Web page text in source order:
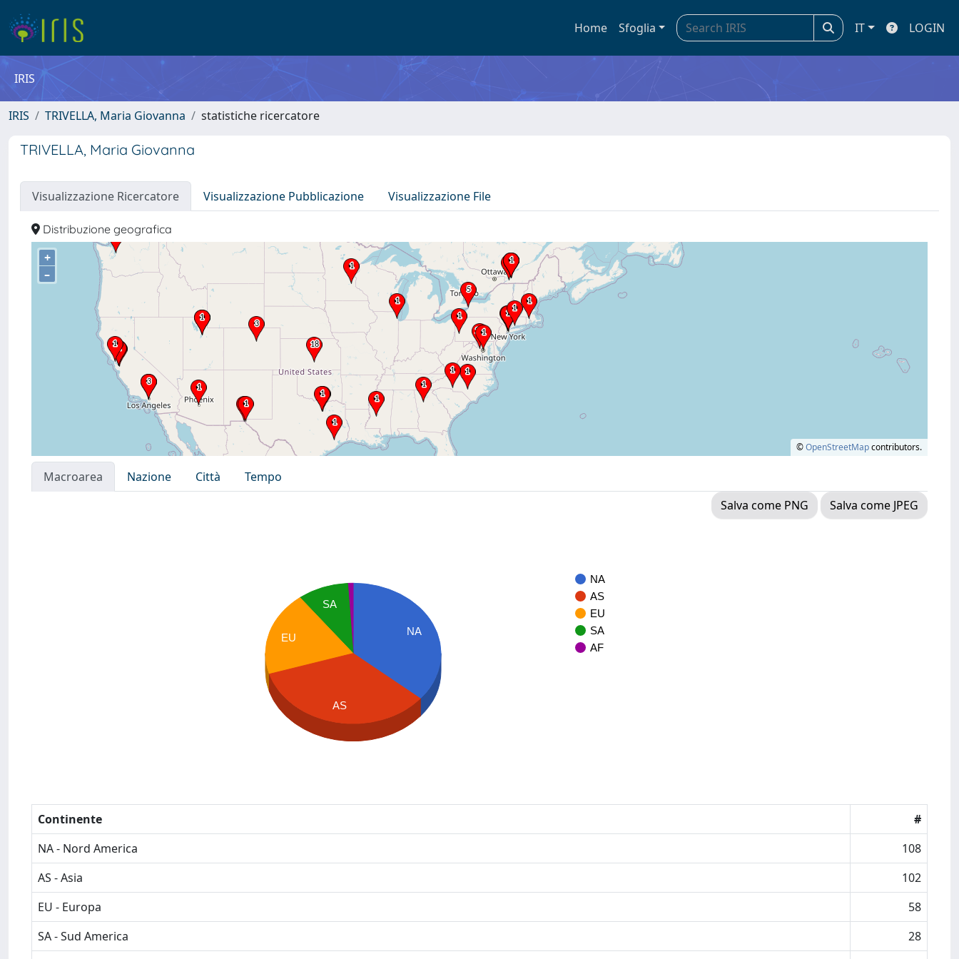
Home Sfoglia IT LOGIN
IRIS
IRIS TRIVELLA, Maria Giovanna statistiche ricercatore
TRIVELLA, Maria Giovanna
Visualizzazione Ricercatore Visualizzazione Pubblicazione Visualizzazione File
Distribuzione geografica
+
–
©OpenStreetMapcontributors.
Macroarea Nazione Città
Tempo
Salva come PNG
Salva come JPEG
NA
AS
EU
SA
AF
NA
SA
EU
AS
Continente
#
NA - Nord America
108
AS - Asia
102
EU - Europa
58
SA - Sud America
28